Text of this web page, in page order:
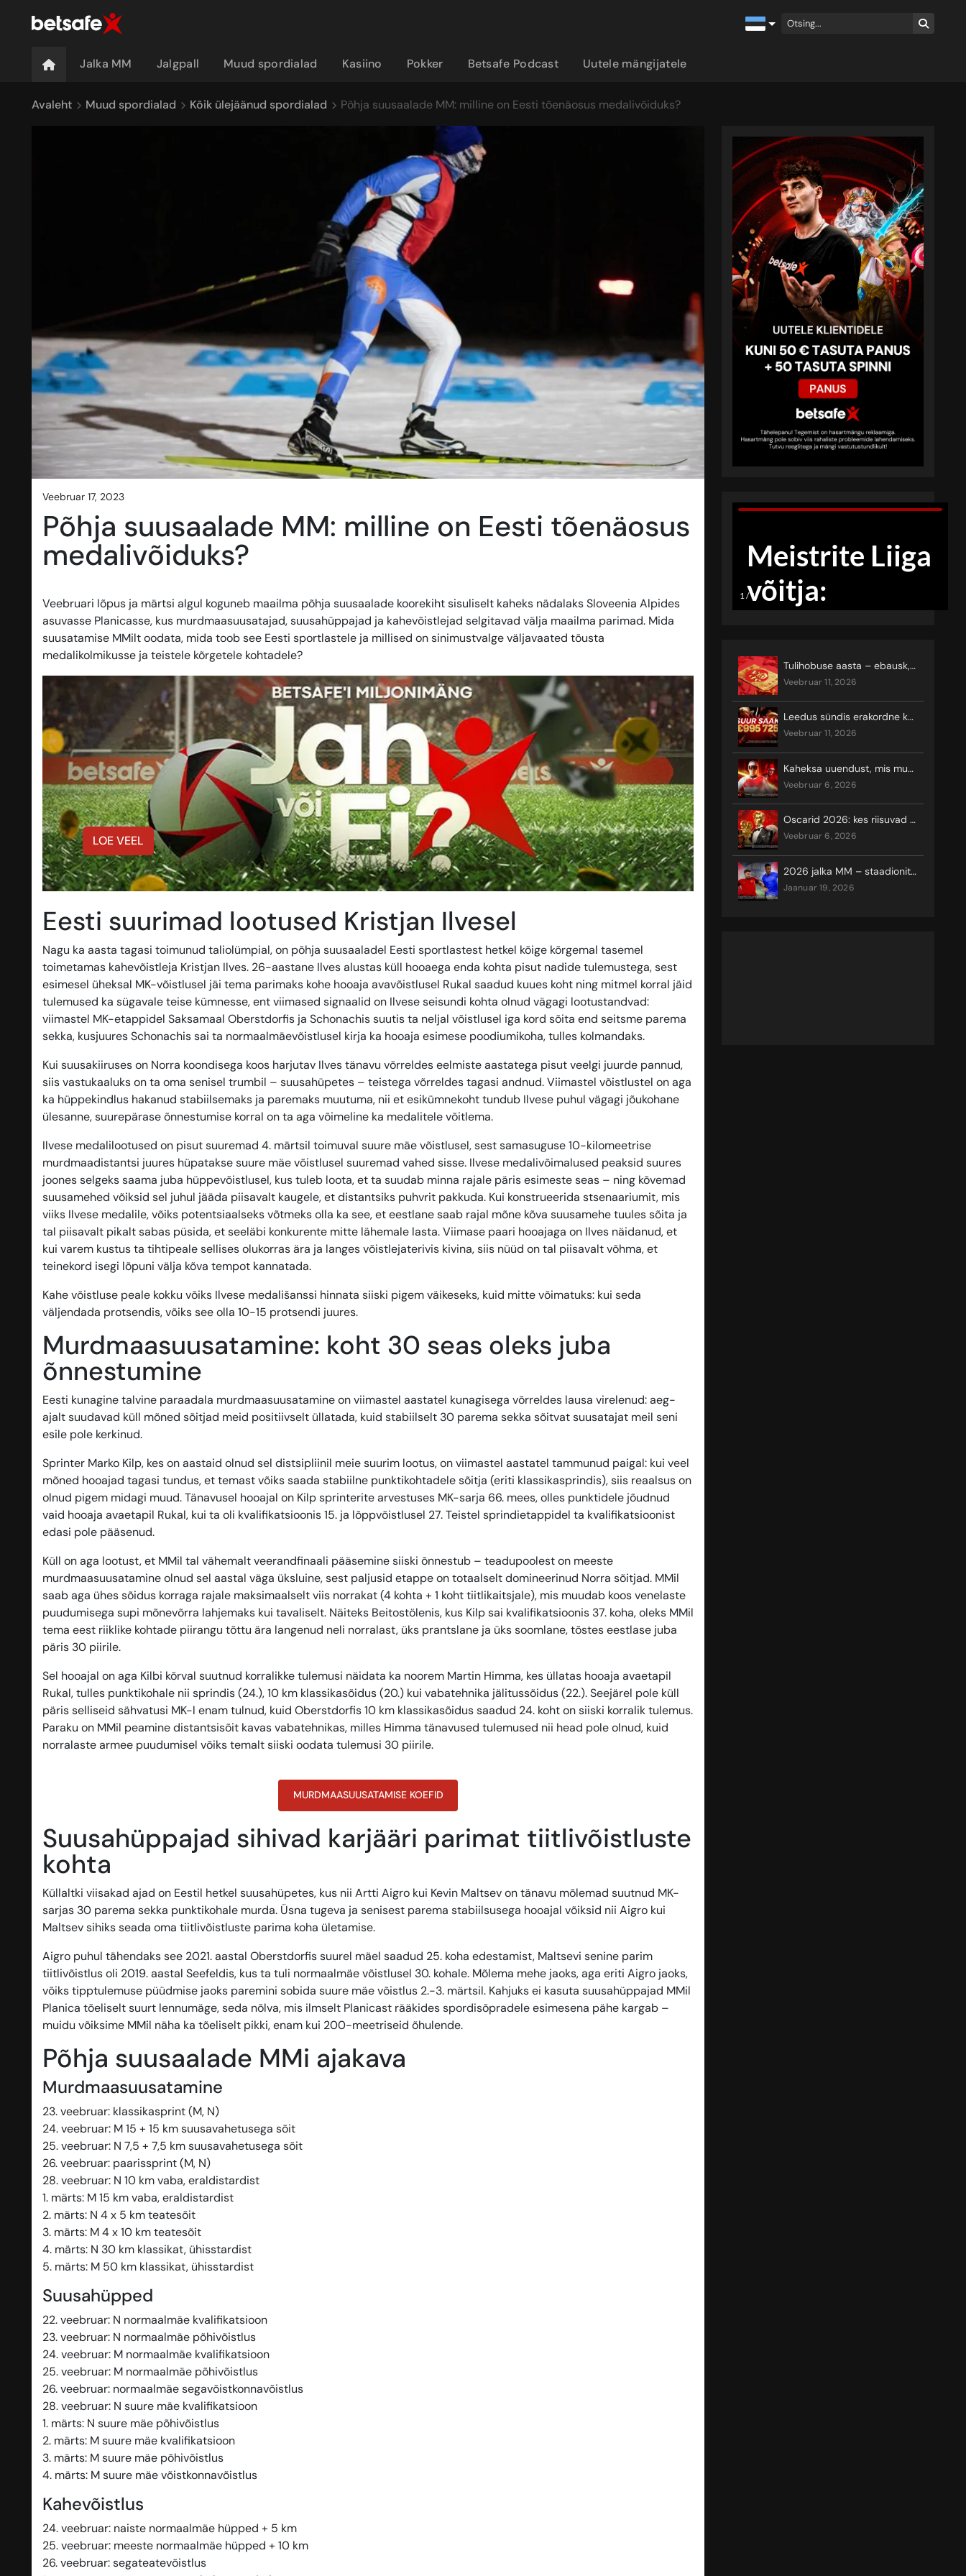
Jalka MM Jalgpall Muud spordialad Kasiino Pokker Betsafe Podcast Uutele mängijatele
Avaleht Muud spordialad Kõik ülejäänud spordialad Põhja suusaalade MM: milline on Eesti tõenäosus medalivõiduks?
veebruar 17, 2023
Põhja suusaalade MM: milline on Eesti tõenäosus
medalivõiduks?
Veebruari lõpus ja märtsi algul koguneb maailma põhja suusaalade koorekiht sisuliselt kaheks nädalaks Sloveenia Alpides
asuvasse Planicasse, kus murdmaasuusatajad, suusahüppajad ja kahevõistlejad selgitavad välja maailma parimad. Mida
suusatamise MMilt oodata, mida toob see Eesti sportlastele ja millised on sinimustvalge väljavaated tõusta
medalikolmikusse ja teistele kõrgetele kohtadele?
LOE VEEL
Eesti suurimad lootused Kristjan Ilvesel
Nagu ka aasta tagasi toimunud taliolümpial, on põhja suusaaladel Eesti sportlastest hetkel kõige kõrgemal tasemel
toimetamas kahevõistleja Kristjan Ilves. 26-aastane Ilves alustas küll hooaega enda kohta pisut nadide tulemustega, sest
esimesel üheksal MK-võistlusel jäi tema parimaks kohe hooaja avavõistlusel Rukal saadud kuues koht ning mitmel korral jäid
tulemused ka sügavale teise kümnesse, ent viimased signaalid on Ilvese seisundi kohta olnud vägagi lootustandvad:
viimastel MK-etappidel Saksamaal Oberstdorfis ja Schonachis suutis ta neljal võistlusel iga kord sõita end seitsme parema
sekka, kusjuures Schonachis sai ta normaalmäevõistlusel kirja ka hooaja esimese poodiumikoha, tulles kolmandaks.
Kui suusakiiruses on Norra koondisega koos harjutav Ilves tänavu võrreldes eelmiste aastatega pisut veelgi juurde pannud,
siis vastukaaluks on ta oma senisel trumbil – suusahüpetes – teistega võrreldes tagasi andnud. Viimastel võistlustel on aga
ka hüppekindlus hakanud stabiilsemaks ja paremaks muutuma, nii et esikümnekoht tundub Ilvese puhul vägagi jõukohane
ülesanne, suurepärase õnnestumise korral on ta aga võimeline ka medalitele võitlema.
Ilvese medalilootused on pisut suuremad 4. märtsil toimuval suure mäe võistlusel, sest samasuguse 10-kilomeetrise
murdmaadistantsi juures hüpatakse suure mäe võistlusel suuremad vahed sisse. Ilvese medalivõimalused peaksid suures
joones selgeks saama juba hüppevõistlusel, kus tuleb loota, et ta suudab minna rajale päris esimeste seas – ning kõvemad
suusamehed võiksid sel juhul jääda piisavalt kaugele, et distantsiks puhvrit pakkuda. Kui konstrueerida stsenaariumit, mis
viiks Ilvese medalile, võiks potentsiaalseks võtmeks olla ka see, et eestlane saab rajal mõne kõva suusamehe tuules sõita ja
tal piisavalt pikalt sabas püsida, et seeläbi konkurente mitte lähemale lasta. Viimase paari hooajaga on Ilves näidanud, et
kui varem kustus ta tihtipeale sellises olukorras ära ja langes võistlejaterivis kivina, siis nüüd on tal piisavalt võhma, et
teinekord isegi lõpuni välja kõva tempot kannatada.
Kahe võistluse peale kokku võiks Ilvese medališanssi hinnata siiski pigem väikeseks, kuid mitte võimatuks: kui seda
väljendada protsendis, võiks see olla 10-15 protsendi juures.
Murdmaasuusatamine: koht 30 seas oleks juba
õnnestumine
Eesti kunagine talvine paraadala murdmaasuusatamine on viimastel aastatel kunagisega võrreldes lausa virelenud: aeg-
ajalt suudavad küll mõned sõitjad meid positiivselt üllatada, kuid stabiilselt 30 parema sekka sõitvat suusatajat meil seni
esile pole kerkinud.
Sprinter Marko Kilp, kes on aastaid olnud sel distsipliinil meie suurim lootus, on viimastel aastatel tammunud paigal: kui veel
mõned hooajad tagasi tundus, et temast võiks saada stabiilne punktikohtadele sõitja (eriti klassikasprindis), siis reaalsus on
olnud pigem midagi muud. Tänavusel hooajal on Kilp sprinterite arvestuses MK-sarja 66. mees, olles punktidele jõudnud
vaid hooaja avaetapil Rukal, kui ta oli kvalifikatsioonis 15. ja lõppvõistlusel 27. Teistel sprindietappidel ta kvalifikatsioonist
edasi pole pääsenud.
Küll on aga lootust, et MMil tal vähemalt veerandfinaali pääsemine siiski õnnestub – teadupoolest on meeste
murdmaasuusatamine olnud sel aastal väga üksluine, sest paljusid etappe on totaalselt domineerinud Norra sõitjad. MMil
saab aga ühes sõidus korraga rajale maksimaalselt viis norrakat (4 kohta + 1 koht tiitlikaitsjale), mis muudab koos venelaste
puudumisega supi mõnevõrra lahjemaks kui tavaliselt. Näiteks Beitostölenis, kus Kilp sai kvalifikatsioonis 37. koha, oleks MMil
tema eest riiklike kohtade piirangu tõttu ära langenud neli norralast, üks prantslane ja üks soomlane, tõstes eestlase juba
päris 30 piirile.
Sel hooajal on aga Kilbi kõrval suutnud korralikke tulemusi näidata ka noorem Martin Himma, kes üllatas hooaja avaetapil
Rukal, tulles punktikohale nii sprindis (24.), 10 km klassikasõidus (20.) kui vabatehnika jälitussõidus (22.). Seejärel pole küll
päris selliseid sähvatusi MK-l enam tulnud, kuid Oberstdorfis 10 km klassikasõidus saadud 24. koht on siiski korralik tulemus.
Paraku on MMil peamine distantsisõit kavas vabatehnikas, milles Himma tänavused tulemused nii head pole olnud, kuid
norralaste armee puudumisel võiks temalt siiski oodata tulemusi 30 piirile.
MURDMAASUUSATAMISE KOEFID
Suusahüppajad sihivad karjääri parimat tiitlivõistluste
kohta
Küllaltki viisakad ajad on Eestil hetkel suusahüpetes, kus nii Artti Aigro kui Kevin Maltsev on tänavu mõlemad suutnud MK-
sarjas 30 parema sekka punktikohale murda. Üsna tugeva ja senisest parema stabiilsusega hooajal võiksid nii Aigro kui
Maltsev sihiks seada oma tiitlivõistluste parima koha ületamise.
Aigro puhul tähendaks see 2021. aastal Oberstdorfis suurel mäel saadud 25. koha edestamist, Maltsevi senine parim
tiitlivõistlus oli 2019. aastal Seefeldis, kus ta tuli normaalmäe võistlusel 30. kohale. Mõlema mehe jaoks, aga eriti Aigro jaoks,
võiks tipptulemuse püüdmise jaoks paremini sobida suure mäe võistlus 2.-3. märtsil. Kahjuks ei kasuta suusahüppajad MMil
Planica tõeliselt suurt lennumäge, seda nõlva, mis ilmselt Planicast rääkides spordisõpradele esimesena pähe kargab –
muidu võiksime MMil näha ka tõeliselt pikki, enam kui 200-meetriseid õhulende.
Põhja suusaalade MMi ajakava
Murdmaasuusatamine
23. veebruar: klassikasprint (M, N)
24. veebruar: M 15 + 15 km suusavahetusega sõit
25. veebruar: N 7,5 + 7,5 km suusavahetusega sõit
26. veebruar: paarissprint (M, N)
28. veebruar: N 10 km vaba, eraldistardist
1. märts: M 15 km vaba, eraldistardist
2. märts: N 4 x 5 km teatesõit
3. märts: M 4 x 10 km teatesõit
4. märts: N 30 km klassikat, ühisstardist
5. märts: M 50 km klassikat, ühisstardist
Suusahüpped
22. veebruar: N normaalmäe kvalifikatsioon
23. veebruar: N normaalmäe põhivõistlus
24. veebruar: M normaalmäe kvalifikatsioon
25. veebruar: M normaalmäe põhivõistlus
26. veebruar: normaalmäe segavõistkonnavõistlus
28. veebruar: N suure mäe kvalifikatsioon
1. märts: N suure mäe põhivõistlus
2. märts: M suure mäe kvalifikatsioon
3. märts: M suure mäe põhivõistlus
4. märts: M suure mäe võistkonnavõistlus
Kahevõistlus
24. veebruar: naiste normaalmäe hüpped + 5 km
25. veebruar: meeste normaalmäe hüpped + 10 km
26. veebruar: segateatevõistlus
Tulihobuse aasta – ebausk, õnn ja kuumad keerutused
veebruar 11, 2026
Leedus sündis erakordne kasiinovõit ligi miljoni euro eest
veebruar 11, 2026
Kaheksa uuendust, mis muudavad 2026. aasta taliolümpiamängude vaatamist ja seal võistlemist
veebruar 6, 2026
Oscarid 2026: kes riisuvad koore?
veebruar 6, 2026
2026 jalka MM – staadionite asukohad
jaanuar 19, 2026